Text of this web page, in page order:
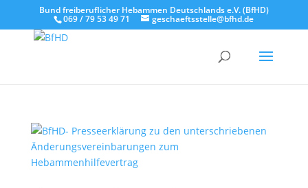
Bund freiberuflicher Hebammen Deutschlands e.V. (BfHD)
069 / 79 53 49 71 geschaeftsstelle@bfhd.de